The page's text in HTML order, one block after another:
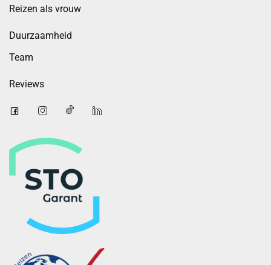
Reizen als vrouw
Duurzaamheid
Team
Reviews